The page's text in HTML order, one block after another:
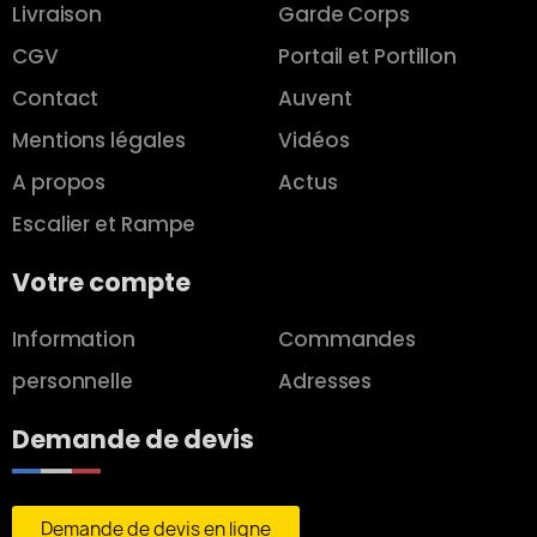
Livraison
CGV
Contact
Mentions légales
A propos
Escalier et Rampe
Garde Corps
Portail et Portillon
Auvent
Vidéos
Actus
Votre compte
Information
personnelle
Commandes
Adresses
Demande de devis
Demande de devis en ligne